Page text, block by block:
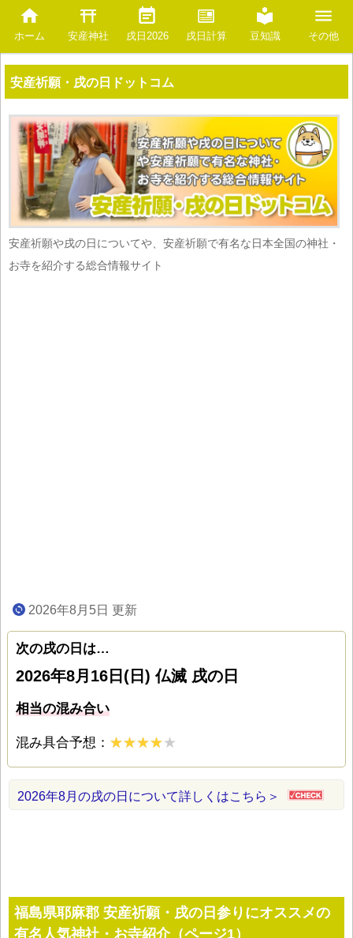
ホーム 安産神社 戌日2026 戌日計算 豆知識 その他
安産祈願・戌の日ドットコム
安産祈願や戌の日についてや、安産祈願で有名な日本全国の神社・
お寺を紹介する総合情報サイト
2026年8月5日 更新
次の戌の日は…
2026年8月16日(日) 仏滅 戌の日
相当の混み合い
混み具合予想：
2026年8月の戌の日について詳しくはこちら＞
福島県耶麻郡 安産祈願・戌の日参りにオススメの
有名人気神社・お寺紹介（ページ1）